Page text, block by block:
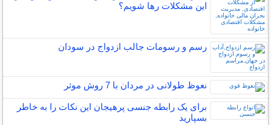
این مشکلات رها شویم؟
رسم و رسومات جالب ازدواج در سودان
نعوظ طولانی در مردان با 7 روش موثر
برای یک رابطه جنسی پرهیجان این نکات را به خاطر
بسپارید